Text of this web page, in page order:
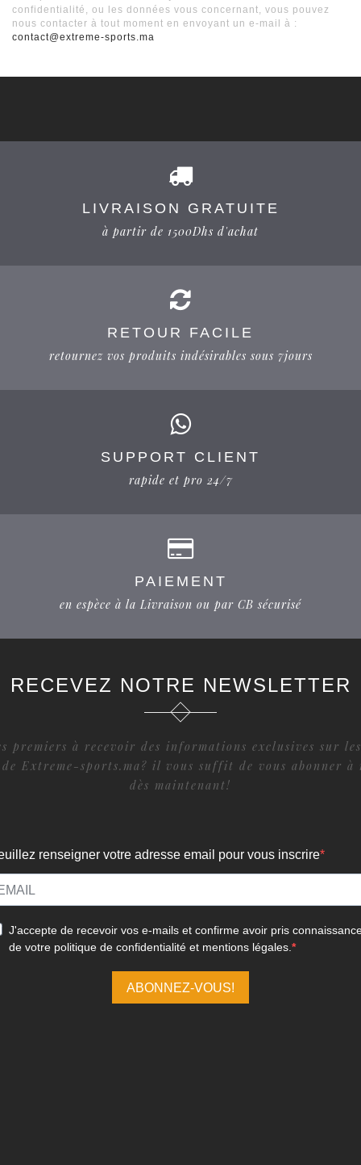
confidentialité, ou les données vous concernant, vous pouvez
nous contacter à tout moment en envoyant un e-mail à :
contact@extreme-sports.ma
LIVRAISON GRATUITE
à partir de 1500Dhs d'achat
RETOUR FACILE
retournez vos produits indésirables sous 7jours
SUPPORT CLIENT
rapide et pro 24/7
PAIEMENT
en espèce à la Livraison ou par CB sécurisé
RECEVEZ NOTRE NEWSLETTER
premiers à recevoir des informations exclusives sur
de Extreme-sports.ma? il vous suffit de vous abonner
dès maintenant!